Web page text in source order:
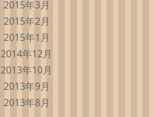
2015年3月
2015年2月
2015年1月
2014年12月
2013年10月
2013年9月
2013年8月